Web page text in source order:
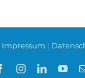
Impressum |
FacebookInstagramLinkedIn